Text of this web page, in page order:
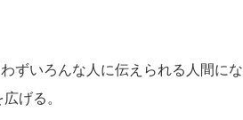
ずいろんな人に伝えられる人間にな
げる。